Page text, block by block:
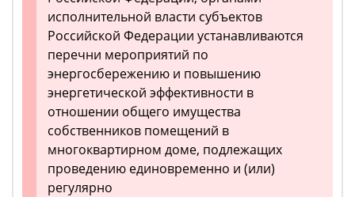
исполнительной власти субъектов
Российской Федерации устанавливаются
перечни мероприятий по
энергосбережению и повышению
энергетической эффективности в
отношении общего имущества
собственников помещений в
многоквартирном доме, подлежащих
проведению единовременно и (или)
регулярно